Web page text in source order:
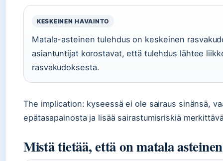
KESKEINEN HAVAINTO
Matala-asteinen tulehdus on keskeinen
asiantuntijat korostavat, että tulehdus lähtee
rasvakudoksesta.
The implication: kyseessä ei ole sairaus sinänsä,
epätasapainosta ja lisää sairastumisriskiä
Mistä tietää, että on matala